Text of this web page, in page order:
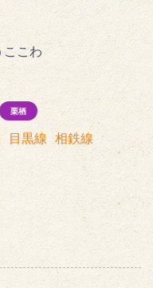
こわ
栗栖
目黒線 相鉄線